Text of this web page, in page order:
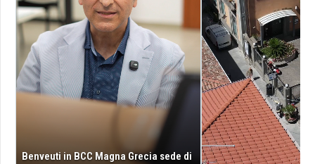
Benveuti in BCC Magna Grecia sede di